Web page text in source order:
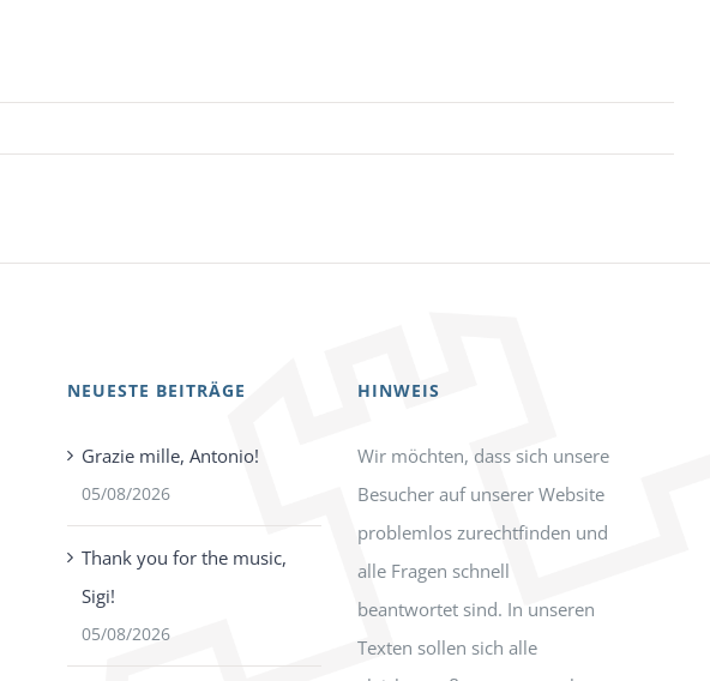
NEUESTE BEITRÄGE
Grazie mille, Antonio!
05/08/2026
Thank you for the music,
Sigi!
05/08/2026
HINWEIS
Wir möchten, dass sich unsere
Besucher auf unserer Website
problemlos zurechtfinden und
alle Fragen schnell
beantwortet sind. In unseren
Texten sollen sich alle